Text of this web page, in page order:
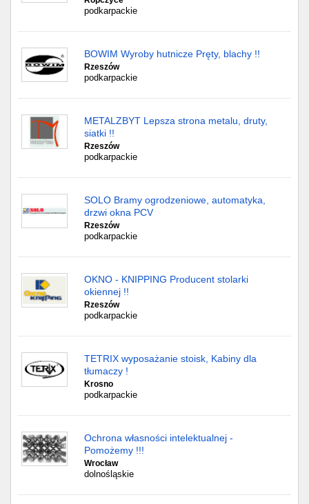
podkarpackie
BOWIM Wyroby hutnicze Pręty, blachy !!
Rzeszów
podkarpackie
METALZBYT Lepsza strona metalu, druty,
siatki !!
Rzeszów
podkarpackie
SOLO Bramy ogrodzeniowe, automatyka,
drzwi okna PCV
Rzeszów
podkarpackie
OKNO - KNIPPING Producent stolarki
okiennej !!
Rzeszów
podkarpackie
TETRIX wyposażanie stoisk, Kabiny dla
tłumaczy !
Krosno
podkarpackie
Ochrona własności intelektualnej -
Pomożemy !!!
Wrocław
dolnośląskie